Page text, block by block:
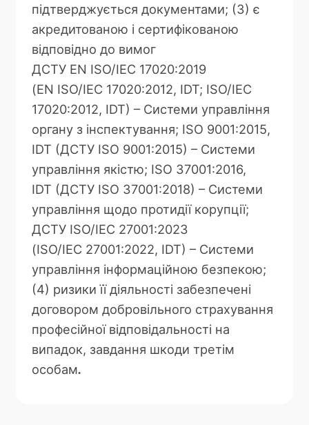
підтверджується документами; (3) є
акредитованою і сертифікованою
відповідно до вимог
ДСТУ EN ISO/IEC 17020:2019
(EN ISO/IEC 17020:2012, IDT; ISO/IEC
17020:2012, IDT) – Системи управління
органу з інспектування; ISO 9001:2015,
IDT (ДСТУ ISO 9001:2015) – Системи
управління якістю; ISO 37001:2016,
IDT (ДСТУ ISO 37001:2018) – Системи
управління щодо протидії корупції;
ДСТУ ISO/IEC 27001:2023
(ISO/IEC 27001:2022, IDT) – Системи
управління інформаційною безпекою;
(4) ризики її діяльності забезпечені
договором добровільного страхування
професійної відповідальності на
випадок, завдання шкоди третім
особам.